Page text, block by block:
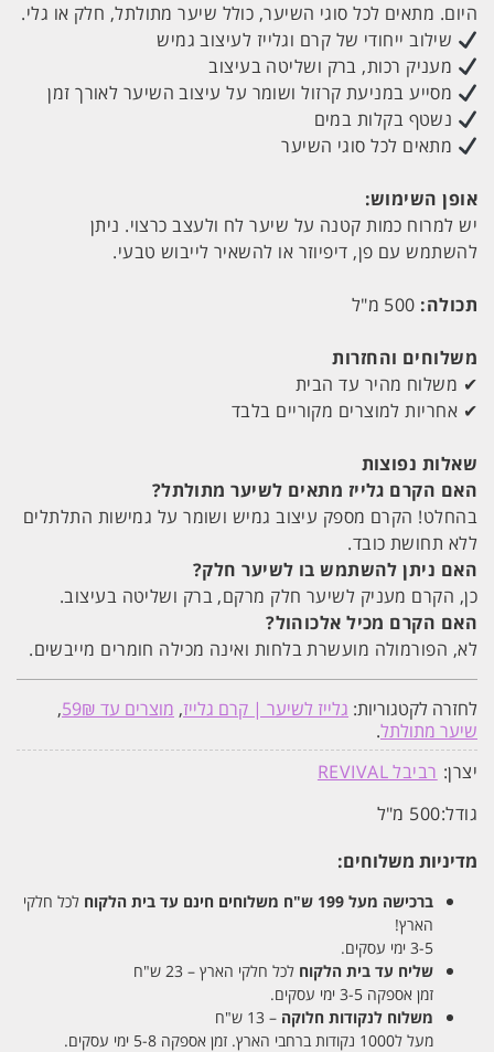
היום. מתאים לכל סוגי השיער, כולל שיער מתולתל, חלק או גלי.
שילוב ייחודי של קרם וגלייז לעיצוב גמיש
מעניק רכות, ברק ושליטה בעיצוב
מסייע במניעת קרזול ושומר על עיצוב השיער לאורך זמן
נשטף בקלות במים
מתאים לכל סוגי השיער
אופן השימוש:
יש למרוח כמות קטנה על שיער לח ולעצב כרצוי. ניתן
להשתמש עם פן, דיפיוזר או להשאיר לייבוש טבעי.
תכולה:
משלוחים והחזרות
✔ משלוח מהיר עד הבית
✔ אחריות למוצרים מקוריים בלבד
שאלות נפוצות
האם הקרם גלייז מתאים לשיער מתולתל?
בהחלט! הקרם מספק עיצוב גמיש ושומר על גמישות התלתלים
ללא תחושת כובד.
האם ניתן להשתמש בו לשיער חלק?
כן, הקרם מעניק לשיער חלק מרקם, ברק ושליטה בעיצוב.
האם הקרם מכיל אלכוהול?
לא, הפורמולה מועשרת בלחות ואינה מכילה חומרים מייבשים.
לחזרה לקטגוריות: גלייז לשיער | קרם גלייז, מוצרים עד 59₪
,
שיער מתולתל.
יצרן: רביבל REVIVAL
גודל:500 מ"ל
מדיניות משלוחים:
ברכישה מעל 199 ש"ח משלוחים חינם עד בית הלקוח לכל חלקי
הארץ!
3-5 ימי עסקים.
שליח עד בית הלקוח לכל חלקי הארץ – 23 ש"ח
זמן אספקה 3-5 ימי עסקים.
משלוח לנקודות חלוקה – 13 ש"ח
מעל ל1000 נקודות ברחבי הארץ. זמן אספקה 5-8 ימי עסקים.